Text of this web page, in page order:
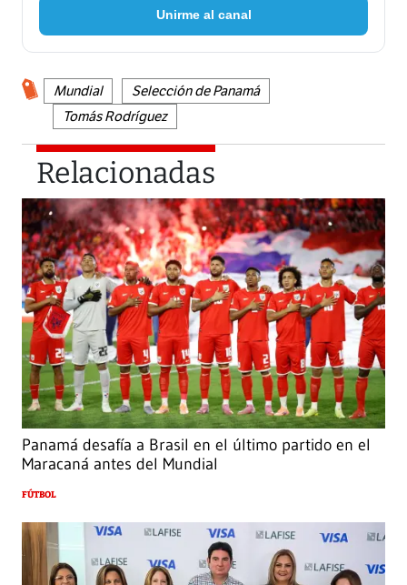
Unirme al canal
Mundial
Selección de Panamá
Tomás Rodríguez
Relacionadas
Panamá desafía a Brasil en el último partido en el
Maracaná antes del Mundial
FÚTBOL